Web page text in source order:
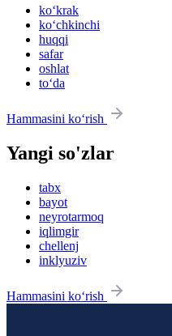
ko‘krak
ko‘chkinchi
huqqi
safar
oshlat
to‘da
Hammasini ko‘rish
Yangi so'zlar
tabx
bayot
neyrotarmoq
iqlimgir
chellenj
inklyuziv
Hammasini ko‘rish